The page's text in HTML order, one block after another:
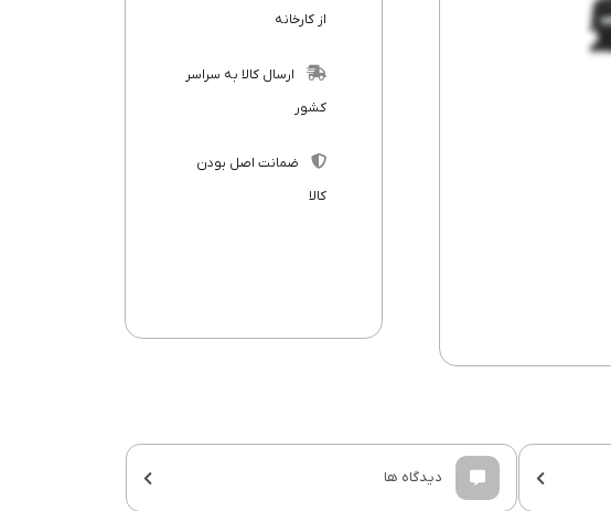
از کارخانه
ارسال کالا به سراسر
کشور
ضمانت اصل بودن
کالا
دیدگاه ها